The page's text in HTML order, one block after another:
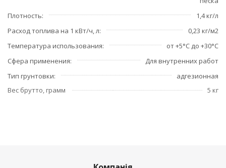
Плотность
1,4 кг/л
Расход топлива на 1 кВт/ч, л
0,23 кг/м2
Температура использования
от +5°C до +30°С
Сфера применения
Для внутренних работ
Тип грунтовки
адгезионная
Вес брутто, грамм
5 кг